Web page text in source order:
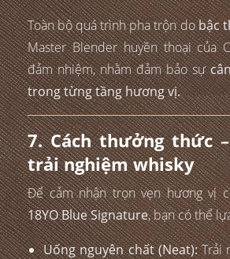
Toàn bộ quá trình pha trộn dobậc
Master Blender huyền thoại của
đảm nhiệm, nhằm đảm bảo sự
trong từng tầng hương vị.
7. Cách thưởng thức
trải nghiệm whisky
Để cảm nhận trọn vẹn hương vị
18YO Blue Signature, bạn có thể
Uống nguyên chất (Neat):Trải